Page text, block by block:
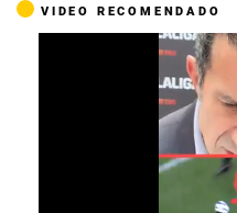
VIDEO RECOMENDADO